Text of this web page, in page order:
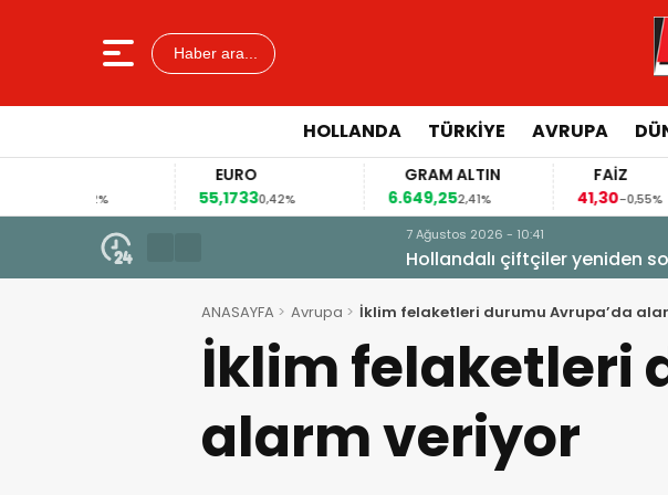
Haber ara...
HOLLANDA TÜRKIYE AVRUPA
0,42%
GRAM ALTIN
2,41% -0,55%
Hollandalı çiftçiler yeniden sokakta
ANASAYFA Avrupa İklim felaketleri durumu Avrupa’da
İklim felaketleri
alarm veriyor